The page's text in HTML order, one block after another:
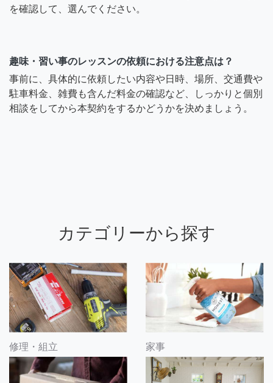
を確認して、選んでください。
趣味・習い事のレッスンの依頼における注意点は？
事前に、具体的に依頼したい内容や日時、場所、交通費や
駐車料金、雑費も含んだ料金の確認など、しっかりと個別
相談をしてから本契約をするかどうかを決めましょう。
カテゴリーから探す
修理・組立 家事